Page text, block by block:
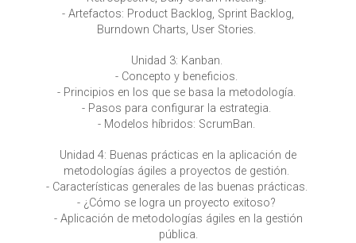
- Artefactos: Product Backlog, Sprint Backlog,
Burndown Charts, User Stories.
Unidad 3: Kanban.
- Concepto y beneficios.
- Principios en los que se basa la metodología.
- Pasos para configurar la estrategia.
- Modelos híbridos: ScrumBan.
Unidad 4: Buenas prácticas en la aplicación de
metodologías ágiles a proyectos de gestión.
- Características generales de las buenas prácticas.
- ¿Cómo se logra un proyecto exitoso?
- Aplicación de metodologías ágiles en la gestión
pública.